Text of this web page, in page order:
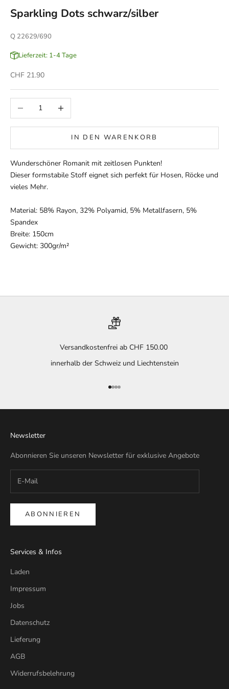
Sparkling Dots schwarz/silber
Q 22629/690
Lieferzeit: 1-4 Tage
Angebot
CHF 21.90
Anzahl verringernAnzahl erhöhen
IN DEN WARENKORB
Wunderschöner Romanit mit zeitlosen Punkten!
Dieser formstabile Stoff eignet sich perfekt für Hosen, Röcke und
vieles Mehr.
Material: 58% Rayon, 32% Polyamid, 5% Metallfasern, 5%
Spandex
Breite: 150cm
Gewicht: 300gr/m²
Versandkostenfrei ab CHF 150.00
innerhalb der Schweiz und Liechtenstein
Gehe zu Element 1
Gehe zu Element 2
Gehe zu Element 3
Gehe zu Element 4
Newsletter
Abonnieren Sie unseren Newsletter für exklusive Angebote
ABONNIEREN
Services & Infos
Laden
Impressum
Jobs
Datenschutz
Lieferung
AGB
Widerrufsbelehrung